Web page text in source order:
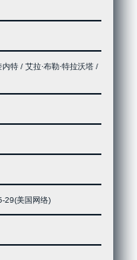
特 / 艾拉·布勒·特拉沃塔 /
29(美国网络)